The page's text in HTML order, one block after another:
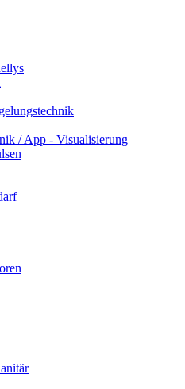
/ App - Visualisierung